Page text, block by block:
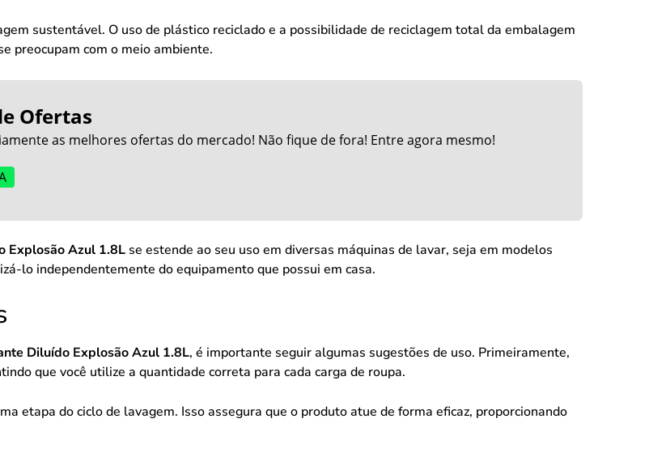
sustentável. O uso de plástico reciclado e a possibilidade de reciclagem total da embalagem
preocupam com o meio ambiente.
Ofertas
as melhores ofertas do mercado! Não fique de fora! Entre agora mesmo!
Explosão Azul 1.8L se estende ao seu uso em diversas máquinas de lavar, seja em modelos
lo independentemente do equipamento que possui em casa.
Diluído Explosão Azul 1.8L, é importante seguir algumas sugestões de uso. Primeiramente,
que você utilize a quantidade correta para cada carga de roupa.
etapa do ciclo de lavagem. Isso assegura que o produto atue de forma eficaz, proporcionando